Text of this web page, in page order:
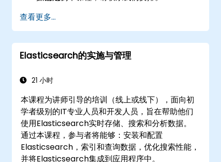
查看更多...
Elasticsearch的实施与管理
21 小时
本课程为讲师引导的培训（线上或线下），面向初
学者级别的IT专业人员和开发人员，旨在帮助他们
使用Elasticsearch实时存储、搜索和分析数据。
通过本课程，参与者将能够：安装和配置
Elasticsearch，索引和查询数据，优化搜索性能，
并将Elasticsearch集成到应用程序中。